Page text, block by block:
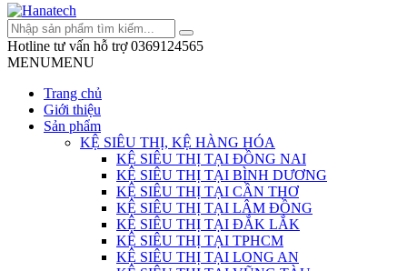
Hotline tư vấn hỗ trợ 0369124565
MENUMENU
Trang chủ
Giới thiệu
Sản phẩm
KỆ SIÊU THỊ, KỆ HÀNG HÓA
KỆ SIÊU THỊ TẠI ĐỒNG NAI
KỆ SIÊU THỊ TẠI BÌNH DƯƠNG
KỆ SIÊU THỊ TẠI CẦN THƠ
KỆ SIÊU THỊ TẠI LÂM ĐỒNG
KỆ SIÊU THỊ TẠI ĐẮK LẮK
KỆ SIÊU THỊ TẠI TPHCM
KỆ SIÊU THỊ TẠI LONG AN